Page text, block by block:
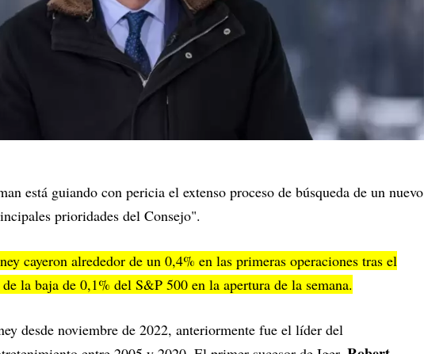
está guiando con pericia el extenso proceso de búsqueda de un nuevo
prioridades del Consejo".
cayeron alrededor de un 0,4% en las primeras operaciones tras el
la baja de 0,1% del S&P 500 en la apertura de la semana.
desde noviembre de 2022, anteriormente fue el líder del